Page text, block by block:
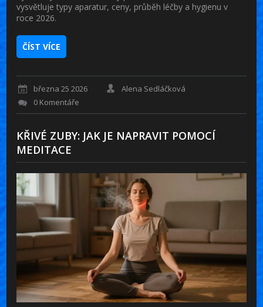
vysvětluje typy aparatur, ceny, průběh léčby a hygienu v
roce 2026.
ČÍST VÍCE
března 25 2026
Alena Sedláčková
0 Komentáře
KŘIVÉ ZUBY: JAK JE NAPRAVIT POMOCÍ
MEDITACE